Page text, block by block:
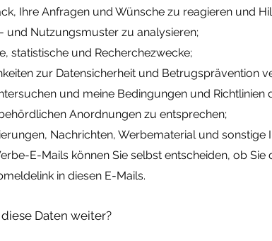
Ihre Anfragen und Wünsche zu reagieren und
und Nutzungsmuster zu analysieren;
statistische und Recherchezwecke;
zur Datensicherheit und Betrugsprävention
und meine Bedingungen und
Anordnungen zu entsprechen;
Nachrichten, Werbematerial und
E-Mails können Sie selbst entscheiden, ob
in diesen E-Mails.
Daten weiter?